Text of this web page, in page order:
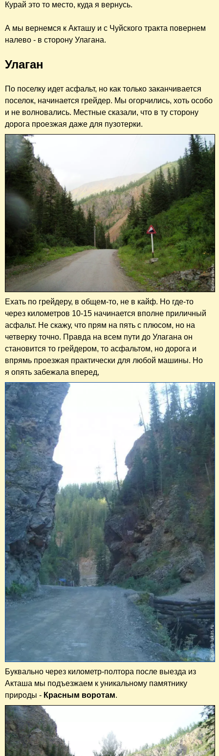
Курай это то место, куда я вернусь.
А мы вернемся к Акташу и с Чуйского тракта повернем
налево - в сторону Улагана.
Улаган
По поселку идет асфальт, но как только заканчивается
поселок, начинается грейдер. Мы огорчились, хоть особо
и не волновались. Местные сказали, что в ту сторону
дорога проезжая даже для пузотерки.
Ехать по грейдеру, в общем-то, не в кайф. Но где-то
через километров 10-15 начинается вполне приличный
асфальт. Не скажу, что прям на пять с плюсом, но на
четверку точно. Правда на всем пути до Улагана он
становится то грейдером, то асфальтом, но дорога и
впрямь проезжая практически для любой машины. Но
я опять забежала вперед,
Буквально через километр-полтора после выезда из
Акташа мы подъезжаем к уникальному памятнику
природы - Красным воротам.